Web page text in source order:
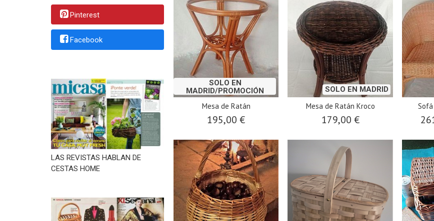
Pinterest
Facebook
LAS REVISTAS HABLAN DE
CESTAS HOME
SOLO EN
MADRID/PROMOCIÓN
Mesa de Ratán
195,00 €
SOLO EN MADRID
Mesa de Ratán Kroco
179,00 €